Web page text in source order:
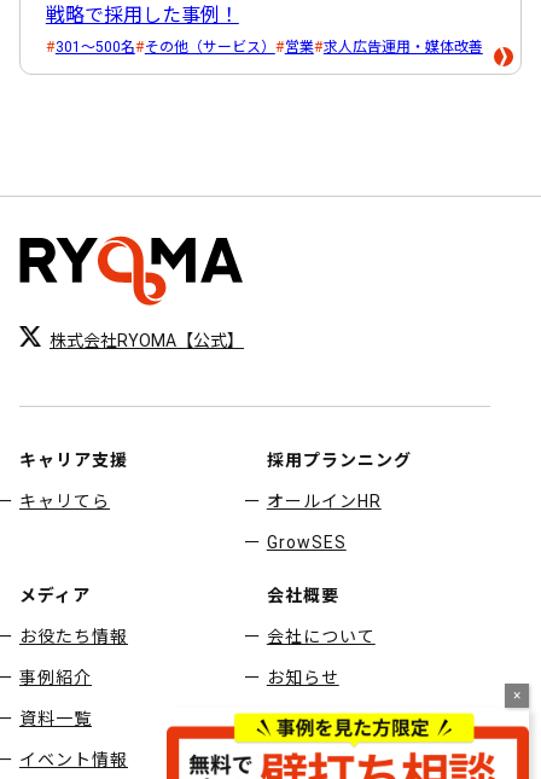
戦略で採用した事例！
301～500名 その他（サービス） 営業 求人広告運用・媒体改善
株式会社RYOMA【公式】
キャリア支援
キャリてら
採用プランニング
オールインHR
GrowSES
メディア
お役たち情報
事例紹介
資料一覧
イベント情報
会社概要
会社について
お知らせ
採用情報
お問い合わせ